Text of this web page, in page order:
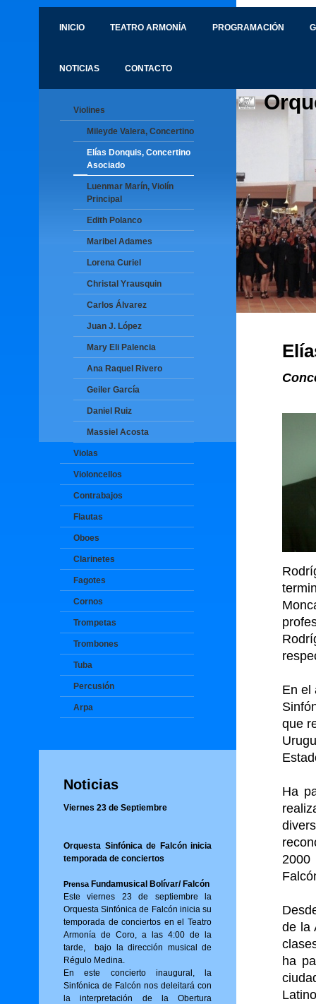
INICIO TEATRO ARMONÍA PROGRAMACIÓN
NOTICIAS CONTACTO
Violines
Mileyde Valera, Concertino
Elías Donquis, Concertino
Asociado
Luenmar Marín, Violín
Principal
Edith Polanco
Maribel Adames
Lorena Curiel
Christal Yrausquin
Carlos Álvarez
Juan J. López
Mary Eli Palencia
Ana Raquel Rivero
Geiler García
Daniel Ruiz
Massiel Acosta
Violas
Violoncellos
Contrabajos
Flautas
Oboes
Clarinetes
Fagotes
Cornos
Trompetas
Trombones
Tuba
Percusión
Arpa
Noticias
Viernes 23 de Septiembre
Orquesta Sinfónica de Falcón inicia
temporada de conciertos
PrensaFundamusical Bolívar/ Falcón
Este viernes 23 de septiembre la
Orquesta Sinfónica de Falcón inicia su
temporada de conciertos en el Teatro
Armonía de Coro, a las 4:00 de la
tarde, bajo la dirección musical de
Régulo Medina.
En este concierto inaugural, la
Sinfónica de Falcón nos deleitará con
la interpretación de la Obertura
En el
que
Ha
2000
de la
ha